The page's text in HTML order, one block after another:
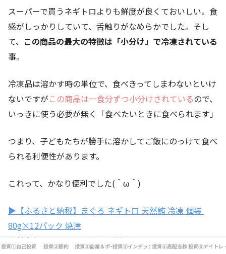
スーパーで買うネギトロよりも鮮度が良くておいしい。食
感がしっかりしていて、舌触りがなめらかでした。そし
て、 この商品の最大の特徴は「小分け」で冷凍されている
事。
冷凍品は溶かす時の単位で、食べきってしまわないといけ
ないですがこの商品は一食分ずつ小分けされているので、
いっきに使う必要が無く「食べたいときに食べられます」
つまり、子どもたちが勝手に溶かしてご飯にのっけて食べ
られる利便性があります。
これって、かなり便利でした(＾ω＾)
▶【ふるさと納税】まぐろ ネギトロ 天然鮪 冷凍 個装
80g×12パック 焼津
寄付金額：10,000円（税・送料込）
投資①自己投資 投資②節約 投資②副業＆ポイ活投資③インデックス投資投資④高配当株投資⑤デイトレ